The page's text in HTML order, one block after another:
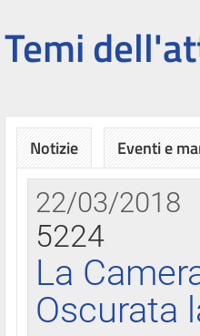
Temi
Notizie Eventi e
22/03/2018
5224
La
Oscurata